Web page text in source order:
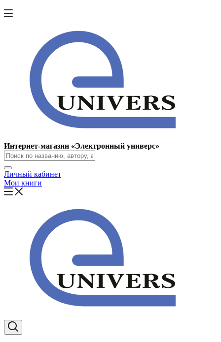
Интернет-магазин «Электронный универс»
Личный кабинет
Мои книги